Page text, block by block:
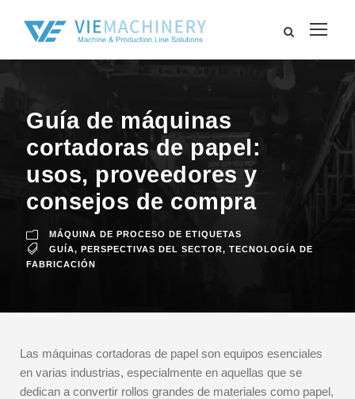
Guía de máquinas
cortadoras de papel:
usos, proveedores y
consejos de compra
MÁQUINA DE PROCESO DE ETIQUETAS
GUÍA, PERSPECTIVAS DEL SECTOR, TECNOLOGÍA DE
FABRICACIÓN
Las máquinas cortadoras de papel son equipos esenciales
en varias industrias, especialmente en aquellas que se
dedican a convertir rollos grandes de materiales como papel,